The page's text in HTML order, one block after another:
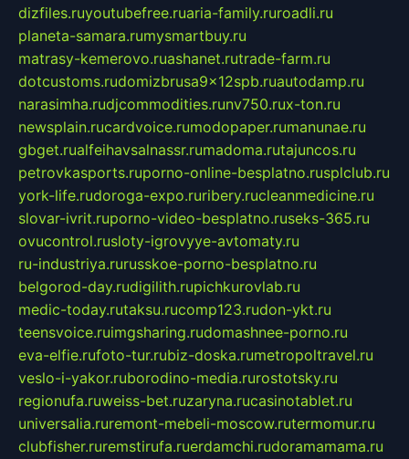
dizfiles.ruyoutubefree.ruaria-family.ruroadli.ru
planeta-samara.rumysmartbuy.ru
matrasy-kemerovo.ruashanet.rutrade-farm.ru
dotcustoms.rudomizbrusa9x12spb.ruautodamp.ru
narasimha.rudjcommodities.runv750.rux-ton.ru
newsplain.rucardvoice.rumodopaper.rumanunae.ru
gbget.rualfeihavsalnassr.rumadoma.rutajuncos.ru
petrovkasports.ruporno-online-besplatno.rusplclub.ru
york-life.rudoroga-expo.ruribery.rucleanmedicine.ru
slovar-ivrit.ruporno-video-besplatno.ruseks-365.ru
ovucontrol.rusloty-igrovyye-avtomaty.ru
ru-industriya.rurusskoe-porno-besplatno.ru
belgorod-day.rudigilith.rupichkurovlab.ru
medic-today.rutaksu.rucomp123.rudon-ykt.ru
teensvoice.ruimgsharing.rudomashnee-porno.ru
eva-elfie.rufoto-tur.rubiz-doska.rumetropoltravel.ru
veslo-i-yakor.ruborodino-media.rurostotsky.ru
regionufa.ruweiss-bet.ruzaryna.rucasinotablet.ru
universalia.ruremont-mebeli-moscow.rutermomur.ru
clubfisher.ruremstirufa.ruerdamchi.rudoramamama.ru